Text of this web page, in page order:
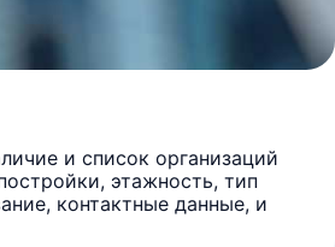
и список организаций
этажность, тип
контактные данные, и